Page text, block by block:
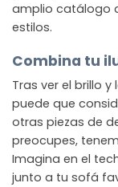
amplio catálogo
estilos.
Combina tu
Tras ver el brillo
puede que
otras piezas de
preocupes,
Imagina en el
junto a tu sofá